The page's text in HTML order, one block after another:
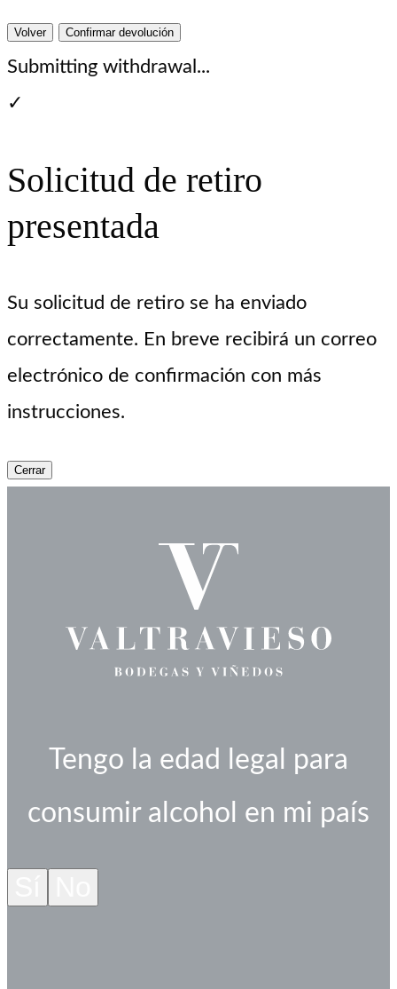
Volver Confirmar devolución
Submitting withdrawal...
✓
Solicitud de retiro
presentada
Su solicitud de retiro se ha enviado
correctamente. En breve recibirá un correo
electrónico de confirmación con más
instrucciones.
Cerrar
Tengo la edad legal para
consumir alcohol en mi país